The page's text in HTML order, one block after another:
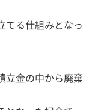
てる仕組みとなっ
立金の中から廃棄